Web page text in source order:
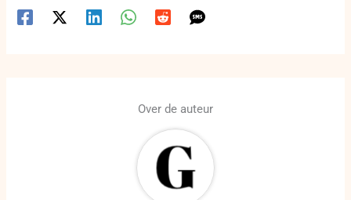
Over de auteur